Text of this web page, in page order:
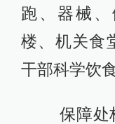
跑、器械
楼、机关食
干部科学饮食
保障处杨